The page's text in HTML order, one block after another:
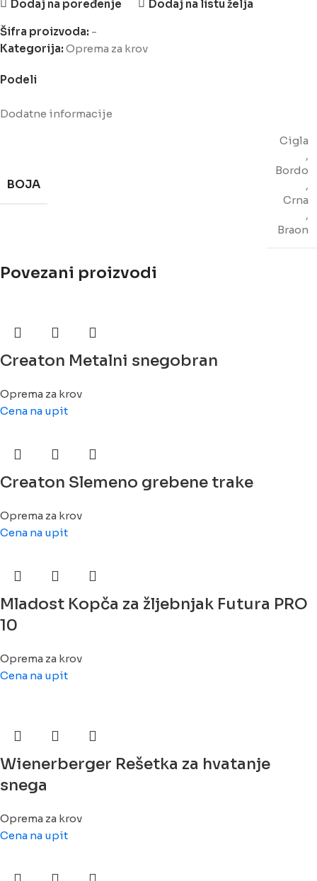
Dodaj na poređenje Dodaj na listu želja
Šifra proizvoda: -
Kategorija: Oprema za krov
Podeli
Dodatne informacije
BOJA
Cigla
,
Bordo
,
Crna
,
Braon
Povezani proizvodi
Creaton Metalni snegobran
Oprema za krov
Cena na upit
Creaton Slemeno grebene trake
Oprema za krov
Cena na upit
Mladost Kopča za žljebnjak Futura PRO
10
Oprema za krov
Cena na upit
Wienerberger Rešetka za hvatanje
snega
Oprema za krov
Cena na upit